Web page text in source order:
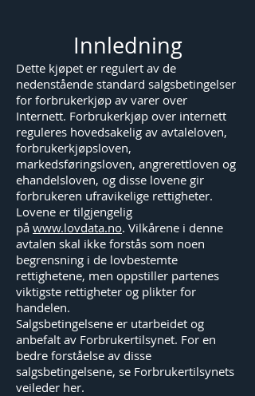
Innledning
Dette kjøpet er regulert av de
nedenstående standard salgsbetingelser
for forbrukerkjøp av varer over
Internett. Forbrukerkjøp over internett
reguleres hovedsakelig av avtaleloven,
forbrukerkjøpsloven,
markedsføringsloven, angrerettloven og
ehandelsloven, og disse lovene gir
forbrukeren ufravikelige rettigheter.
Lovene er tilgjengelig
på www.lovdata.no. Vilkårene i denne
avtalen skal ikke forstås som noen
begrensning i de lovbestemte
rettighetene, men oppstiller partenes
viktigste rettigheter og plikter for
handelen.
Salgsbetingelsene er utarbeidet og
anbefalt av Forbrukertilsynet. For en
bedre forståelse av disse
salgsbetingelsene, se Forbrukertilsynets
veileder her.